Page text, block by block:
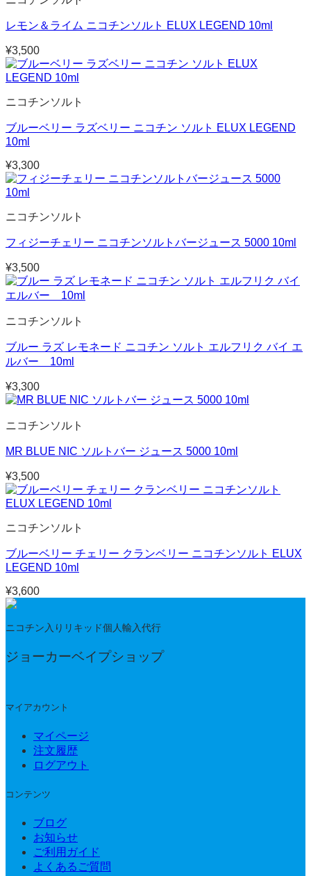
レモン＆ライム ニコチンソルト ELUX LEGEND 10ml
¥3,500
ニコチンソルト
ブルーベリー ラズベリー ニコチン ソルト ELUX LEGEND
10ml
¥3,300
ニコチンソルト
フィジーチェリー ニコチンソルトバージュース 5000 10ml
¥3,500
ニコチンソルト
ブルー ラズ レモネード ニコチン ソルト エルフリク バイ エ
ルバー 10ml
¥3,300
ニコチンソルト
MR BLUE NIC ソルトバー ジュース 5000 10ml
¥3,500
ニコチンソルト
ブルーベリー チェリー クランベリー ニコチンソルト ELUX
LEGEND 10ml
¥3,600
ニコチン入りリキッド個人輸入代行
ジョーカーベイプショップ
マイアカウント
マイページ
注文履歴
ログアウト
コンテンツ
ブログ
お知らせ
ご利用ガイド
よくあるご質問